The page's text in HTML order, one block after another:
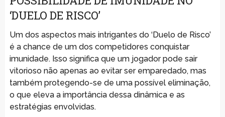
‘DUELO DE RISCO’
Um dos aspectos mais intrigantes do ‘Duelo de Risco’
é a chance de um dos competidores conquistar
imunidade. Isso significa que um jogador pode sair
vitorioso não apenas ao evitar ser emparedado, mas
também protegendo-se de uma possível eliminação,
o que eleva a importância dessa dinâmica e as
estratégias envolvidas.